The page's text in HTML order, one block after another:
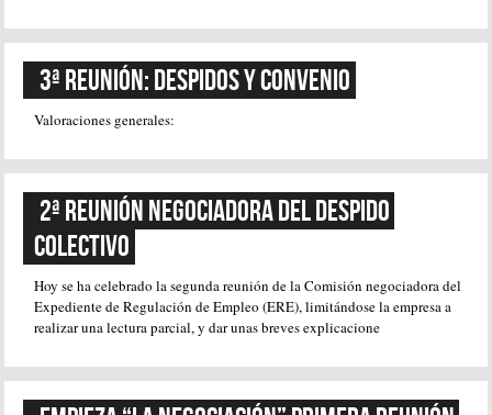
3ª Reunión: Despidos y Convenio
Valoraciones generales:
2ª Reunión Negociadora del Despido
Colectivo
Hoy se ha celebrado la segunda reunión de la Comisión negociadora del
Expediente de Regulación de Empleo (ERE), limitándose la empresa a
realizar una lectura parcial, y dar unas breves explicacione